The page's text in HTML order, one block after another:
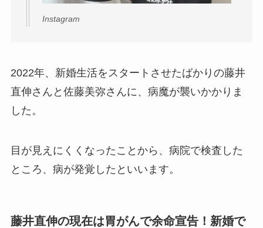
Instagram
2022年、新婚生活をスタートさせたばかりの藤井
直伸さんと佐藤美弥さんに、病魔が襲いかかりま
した。
目が見えにくくなったことから、病院で検査した
ところ、病が発覚したといいます。
藤井直伸の現在は胃がんで余命宣告！新婚で